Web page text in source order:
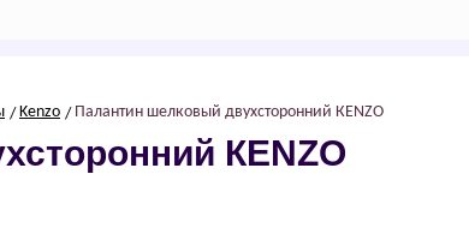
Kenzo Палантин шелковый двухсторонний КЕNZО
КЕNZО